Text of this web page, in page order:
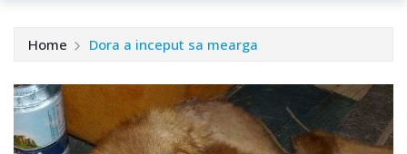
Home Dora a inceput sa mearga